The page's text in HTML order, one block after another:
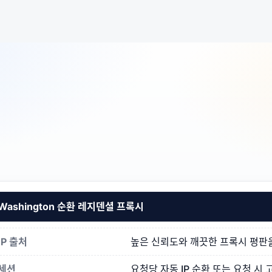
순환 레지덴셜 프록시
출처 높은 신뢰도와 깨끗한 프록시 평
션 요청당 자동 IP 순환 또는 요청 시